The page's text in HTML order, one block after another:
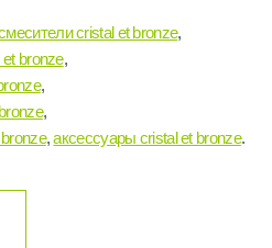
cristal et bronze,
bronze,
,
,
,аксессуары cristal et bronze.